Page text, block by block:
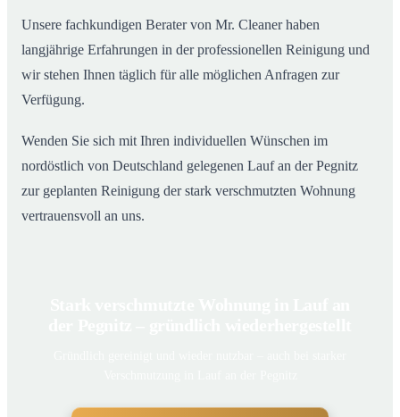
Unsere fachkundigen Berater von Mr. Cleaner haben
langjährige Erfahrungen in der professionellen Reinigung und
wir stehen Ihnen täglich für alle möglichen Anfragen zur
Verfügung.
Wenden Sie sich mit Ihren individuellen Wünschen im
nordöstlich von Deutschland gelegenen Lauf an der Pegnitz
zur geplanten Reinigung der stark verschmutzten Wohnung
vertrauensvoll an uns.